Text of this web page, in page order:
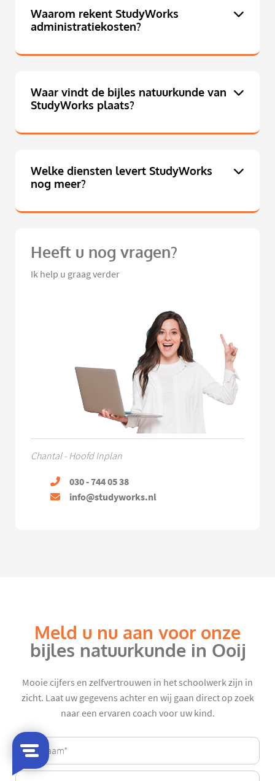
Waarom rekent StudyWorks
administratiekosten?
Waar vindt de bijles natuurkunde van
StudyWorks plaats?
Welke diensten levert StudyWorks
nog meer?
Heeft u nog vragen?
Ik help u graag verder
Chantal - Hoofd Inplan
030 - 744 05 38
info@studyworks.nl
Meld u nu aan voor onze
bijles natuurkunde in Ooij
Mooie cijfers en zelfvertrouwen in het schoolwerk zijn in
zicht. Laat uw gegevens achter en wij gaan direct op zoek
naar een ervaren coach voor uw kind.